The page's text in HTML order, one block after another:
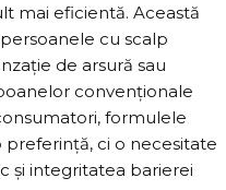
mai eficientă. Această
cu scalp
de arsură sau
convenționale
formulele
ci o necesitate
și integritatea barierei